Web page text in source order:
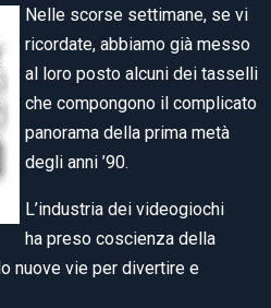
Nelle scorse settimane, se vi
ricordate, abbiamo già messo
al loro posto alcuni dei tasselli
che compongono il complicato
panorama della prima metà
degli anni ’90.
L’industria dei videogiochi
ha preso coscienza della
nuove vie per divertire e